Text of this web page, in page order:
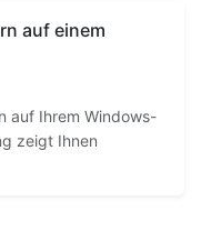
auf einem
auf Ihrem Windows-
zeigt Ihnen